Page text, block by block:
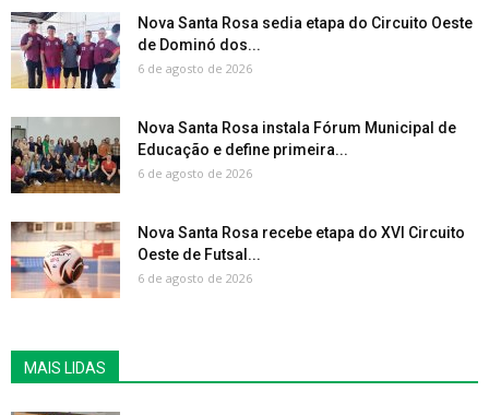
Nova Santa Rosa sedia etapa do Circuito Oeste
de Dominó dos...
6 de agosto de 2026
Nova Santa Rosa instala Fórum Municipal de
Educação e define primeira...
6 de agosto de 2026
Nova Santa Rosa recebe etapa do XVI Circuito
Oeste de Futsal...
6 de agosto de 2026
MAIS LIDAS